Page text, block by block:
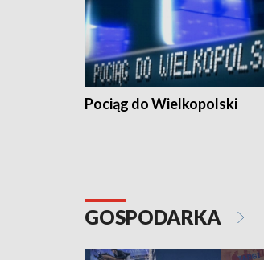
Pociąg do Wielkopolski
GOSPODARKA